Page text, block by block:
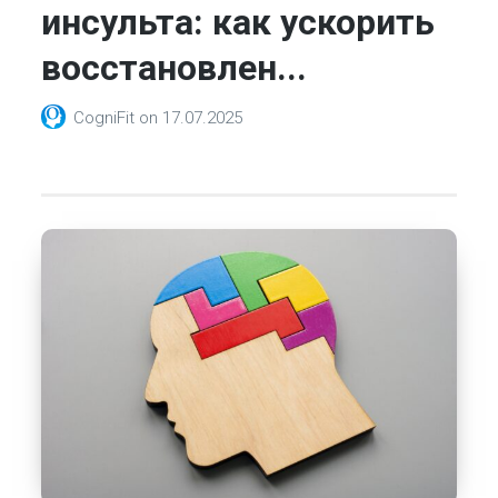
инсульта: как ускорить
восстановлен...
CogniFit on 17.07.2025